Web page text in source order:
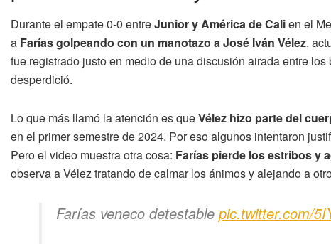
Durante el empate 0-0 entreJunior y América de Calien el
a Farías golpeando con un manotazo a José Iván Vélez,
fue registrado justo en medio de una discusión airada entre
desperdició.
Lo que más llamó la atención es queVélez hizo parte del
en el primer semestre de 2024. Por eso algunos intentaron
Pero el video muestra otra cosa: Farías pierde los estribos y
observa a Vélez tratando de calmar los ánimos y alejando a
Farías veneco detestable pic.twitter.com/